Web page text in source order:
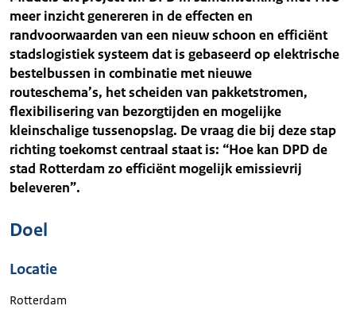
meer inzicht genereren in de effecten en
randvoorwaarden van een nieuw schoon en efficiënt
stadslogistiek systeem dat is gebaseerd op elektrische
bestelbussen in combinatie met nieuwe
routeschema’s, het scheiden van pakketstromen,
flexibilisering van bezorgtijden en mogelijke
kleinschalige tussenopslag. De vraag die bij deze stap
richting toekomst centraal staat is: “Hoe kan DPD de
stad Rotterdam zo efficiënt mogelijk emissievrij
beleveren”.
Doel
Locatie
Rotterdam